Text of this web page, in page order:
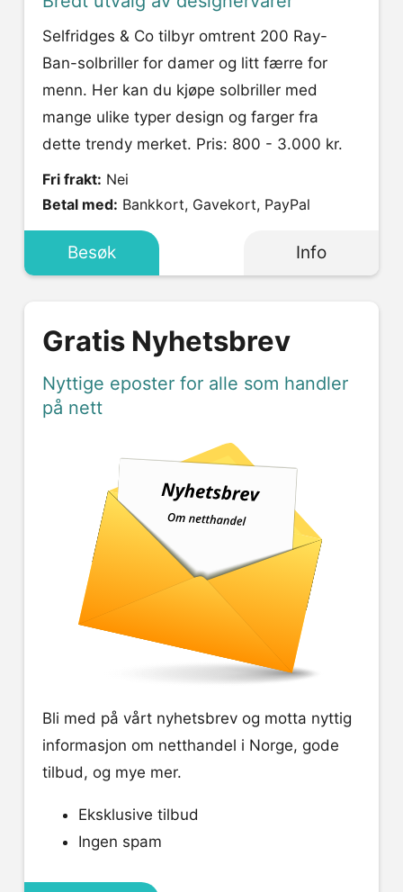
Selfridges & Co tilbyr omtrent 200 Ray-
Ban-solbriller for damer og litt færre for
menn. Her kan du kjøpe solbriller med
mange ulike typer design og farger fra
dette trendy merket. Pris: 800 - 3.000 kr.
Fri frakt: Nei
Betal med: Bankkort, Gavekort, PayPal
Besøk Info
Gratis Nyhetsbrev
Nyttige eposter for alle som handler
på nett
Bli med på vårt nyhetsbrev og motta nyttig
informasjon om netthandel i Norge, gode
tilbud, og mye mer.
Eksklusive tilbud
Ingen spam